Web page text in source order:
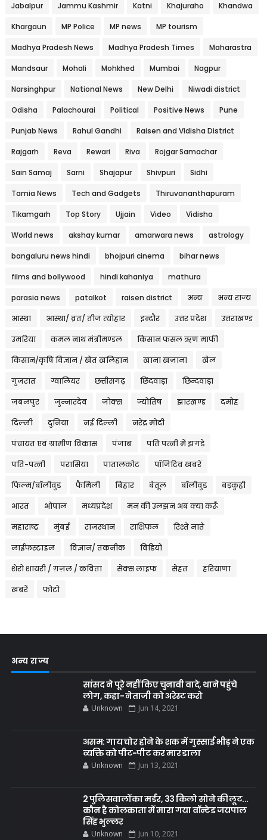
Jabalpur Jammu Kashmir Katni Khajuraho Khandwa
Khargaun MP Police MP news MP tourism
Madhya Pradesh News Madhya Pradesh Times Maharastra
Mandsaur Mohali Mohkhed Mumbai Nagpur
Narsinghpur National News New Delhi Niwadi district
Odisha Palachourai Political Positive News Pune
Punjab News Rahul Gandhi Raisen and Vidisha District
Rajgarh Reva Rewari Riva Rojgar Samachar
Sain Samaj Sarni Shajapur Shivpuri Sidhi
Tamia News Tech and Gadgets Thiruvananthapuram
Tikamgarh Top Story Ujjain Video Vidisha
World news akshay kumar amarwara news astrology
bangaluru news hindi bhojpuri cinema bihar news
films and bollywood hindi kahaniya mathura
parasia news patalkot raisen district अन्य अन्य राज्य
आस्था आस्था/ व्रत/ तीज त्‍योहार इन्दौर उत्तर प्रदेश उत्तराखण्ड
उमरिया कमल नाथ मंत्रीमण्डल किसान फसल ऋण माफी
किसान/कृषि विज्ञान / खेत खलिहान खाना खज़ाना खेल
गुजरात ग्वालियर छत्तीसगढ़ छिंदवाड़ा छिन्दवाड़ा
जबलपुर जुन्नारदेव जोक्स ज्योतिष झारखण्ड दमोह
दिल्ली दुनिया नई दिल्ली नरेंद्र मोदी
पंचायत एवं ग्रामीण विकास पंजाब पति पत्नी में झगड़े
पति-पत्नी परासिया पातालकोट पॉजिटिव खबरें
फिल्म/बॉलीवुड फैमिली बिहार बेतूल बॉलीवुड बड़कुही
भारत भोपाल मध्यप्रदेश मन की उलझन अब क्या करूँ
महाराष्ट्र मुंबई राजस्थान राशिफल रिश्ते नाते
लाईफस्टाइल विज्ञान/ तकनीक विडियो
शेरो शायरी / ग़ज़ल / कविता सेक्स लाइफ सेहत हरियाणा
ख़बरें फ़ोटो
अन्य राज्य
सांसद ने पूरे नहीं किए चुनावी वादे, थाने पहुंचे
लोग, कहा- नेताजी को अरेस्ट करो
Unknown Jun 14, 2021
असम: गाय चोर होने के शक में गुस्साई भीड़ ने एक
व्यक्ति को पीट-पीट कर मार डाला
Unknown Jun 13, 2021
2 पुलिसवालों का मर्डर, 33 किलो सोने की लूट...
कौन है कोलकाता में मारा गया वॉन्टेड जयपाल
सिंह भुल्लर
Unknown Jun 10, 2021